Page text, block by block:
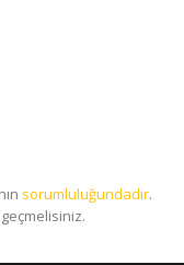
sorumluluğundadır.